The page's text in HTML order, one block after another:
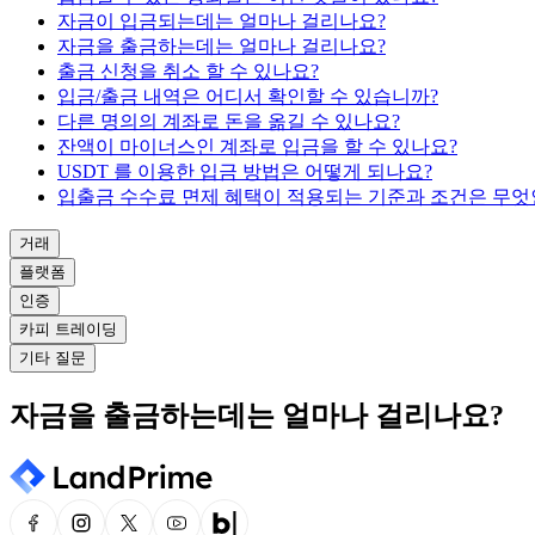
자금이 입금되는데는 얼마나 걸리나요?
자금을 출금하는데는 얼마나 걸리나요?
출금 신청을 취소 할 수 있나요?
입금/출금 내역은 어디서 확인할 수 있습니까?
다른 명의의 계좌로 돈을 옮길 수 있나요?
잔액이 마이너스인 계좌로 입금을 할 수 있나요?
USDT 를 이용한 입금 방법은 어떻게 되나요?
입출금 수수료 면제 혜택이 적용되는 기준과 조건은 무엇
거래
플랫폼
인증
카피 트레이딩
기타 질문
자금을 출금하는데는 얼마나 걸리나요?